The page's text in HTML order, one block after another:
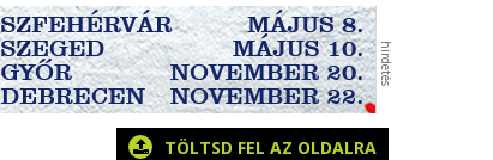
TÖLTSD FEL AZ OLDALRA